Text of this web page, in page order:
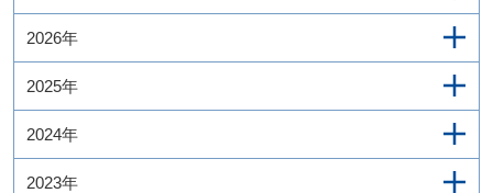
2026年
2025年
2024年
2023年